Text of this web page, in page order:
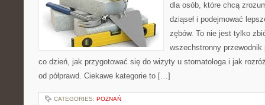
dla osób, które chcą
dziąseł i podejmować
zębów. To nie jest tylko
wszechstronny
co dzień, jak przygotować się do wizyty u stomatologa i jak
od półprawd. Ciekawe kategorie to […]
CATEGORIES: POZNAŃ